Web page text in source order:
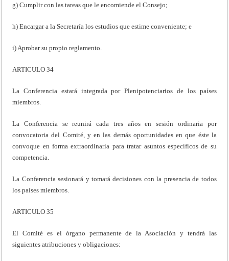
g) Cumplir con las tareas que le encomiende el Consejo;
h) Encargar a la Secretaría los estudios que estime conveniente; e
i) Aprobar su propio reglamento.
ARTICULO 34
La Conferencia estará integrada por Plenipotenciarios de los países
miembros.
La Conferencia se reunirá cada tres años en sesión ordinaria por
convocatoria del Comité, y en las demás oportunidades en que éste la
convoque en forma extraordinaria para tratar asuntos específicos de su
competencia.
La Conferencia sesionará y tomará decisiones con la presencia de todos
los países miembros.
ARTICULO 35
El Comité es el órgano permanente de la Asociación y tendrá las
siguientes atribuciones y obligaciones: